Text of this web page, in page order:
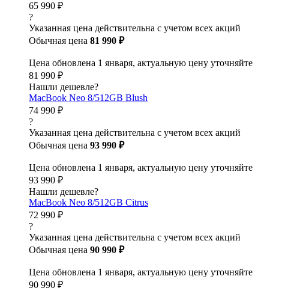
65 990 ₽
?
Указанная цена действительна с учетом всех акций
Обычная цена 81 990 ₽
Цена обновлена 1 января, актуальную цену уточняйте
81 990 ₽
Нашли дешевле?
MacBook Neo 8/512GB Blush
74 990 ₽
?
Указанная цена действительна с учетом всех акций
Обычная цена 93 990 ₽
Цена обновлена 1 января, актуальную цену уточняйте
93 990 ₽
Нашли дешевле?
MacBook Neo 8/512GB Citrus
72 990 ₽
?
Указанная цена действительна с учетом всех акций
Обычная цена 90 990 ₽
Цена обновлена 1 января, актуальную цену уточняйте
90 990 ₽